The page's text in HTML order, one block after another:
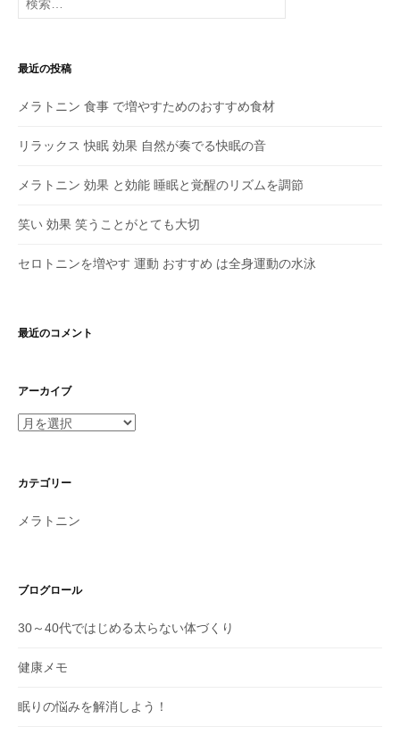
シ
ン
索:
最近の投稿
メラトニン 食事 で増やすためのおすすめ食材
リラックス 快眠 効果 自然が奏でる快眠の音
メラトニン 効果 と効能 睡眠と覚醒のリズムを調節
笑い 効果 笑うことがとても大切
セロトニンを増やす 運動 おすすめ は全身運動の水泳
最近のコメント
アーカイブ
ア
イ
カテゴリー
メラトニン
ブログロール
30～40代ではじめる太らない体づくり
健康メモ
眠りの悩みを解消しよう！